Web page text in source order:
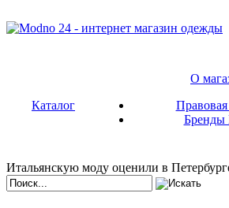
Каталог
О
Бренды
Итальянскую моду оценили в